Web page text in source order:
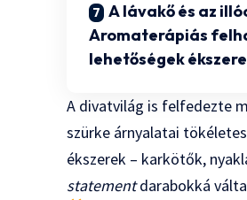
A lávakő és az
Aromaterápiás
lehetőségek
A divatvilág is felfedezte
szürke árnyalatai
ékszerek – karkötők,
statementdarabokká